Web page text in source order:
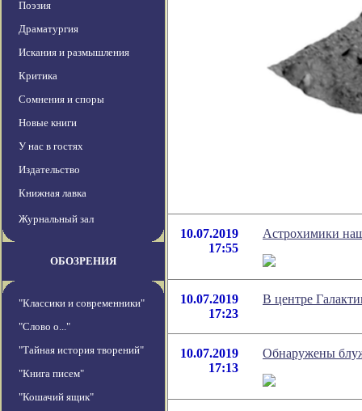
Поэзия
Драматургия
Искания и размышления
Критика
Сомнения и споры
Новые книги
У нас в гостях
Издательство
Книжная лавка
Журнальный зал
ОБОЗРЕНИЯ
"Классики и современники"
"Слово о..."
"Тайная история творений"
"Книга писем"
"Кошачий ящик"
10.07.2019
17:55
Астрохимики
10.07.2019
17:23
В центре
10.07.2019
17:13
Обнаружены